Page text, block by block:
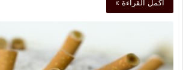
أكمل القراءة »